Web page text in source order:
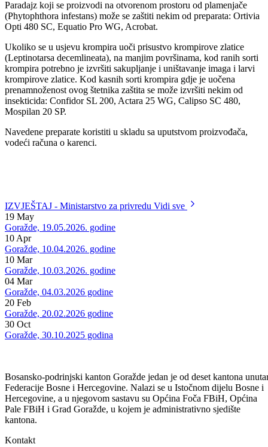
izvršiti u fazi zatvaranja redova preparatom Ridomil Gold MZ, a u
cvjetanja preparatom Revus.
(Phytophthora infestans) može se zaštiti nekim od preparata: Ortivia
Opti 480 SC, Equatio Pro WG, Acrobat.
Ukoliko se u usjevu krompira uoči prisustvo krompirove zlatice
(Leptinotarsa decemlineata), na manjim površinama, kod ranih sorti
krompira potrebno je izvršiti sakupljanje i uništavanje imaga i larvi
krompirove zlatice. Kod kasnih sorti krompira gdje je uočena
insekticida: Confidor SL 200, Actara 25 WG, Calipso SC 480,
Mospilan 20 SP.
IZVJEŠTAJ - Ministarstvo za privredu
19 May
Goražde, 19.05.2026. godine
10Apr
Goražde, 10.04.2026. godine
10 Mar
Goražde, 10.03.2026. godine
04 Mar
Goražde, 04.03.2026 godine
20 Feb